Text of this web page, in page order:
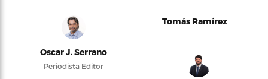
Oscar J. Serrano
Periodista Editor
Tomás Ramírez